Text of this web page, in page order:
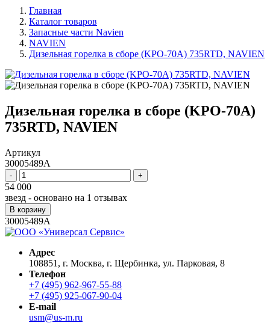
Главная
Каталог товаров
Запасные части Navien
NAVIEN
Дизельная горелка в сборе (KPO-70A) 735RTD, NAVIEN
Дизельная горелка в сборе (KPO-70A)
735RTD, NAVIEN
Артикул
30005489A
- +
54 000
звезд - основано на 1 отзывах
В корзину
30005489A
Адрес
108851, г. Москва, г. Щербинка, ул. Парковая, 8
Телефон
+7 (495) 962-967-55-88
+7 (495) 925-067-90-04
E-mail
usm@us-m.ru